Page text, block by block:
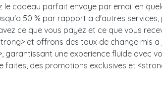
le cadeau parfait envoye par email en
50 % par rapport a d'autres
ce que vous payez et ce que vous
et offrons des taux de change mis
une experience fluide avec
faites, des promotions exclusives et